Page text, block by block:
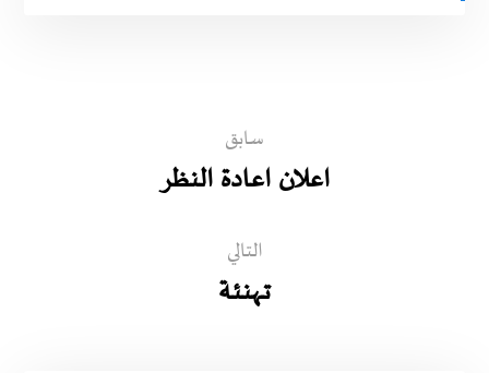
سابق
اعلان اعادة النظر
التالي
تــهنـئـة